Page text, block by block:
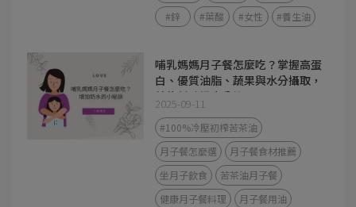
#鋅
#葉酸 #女性 #養生油
哺乳媽媽月子餐怎麼吃？掌握高蛋
白、優質油脂、蔬果與水分攝取，
就能幫助奶水分泌。
2025-09-11
#100%冷壓初榨苦茶油
月子餐怎麼選
月子餐食材推薦
坐月子飲食
苦茶油月子餐
健康月子餐料理
月子餐用油